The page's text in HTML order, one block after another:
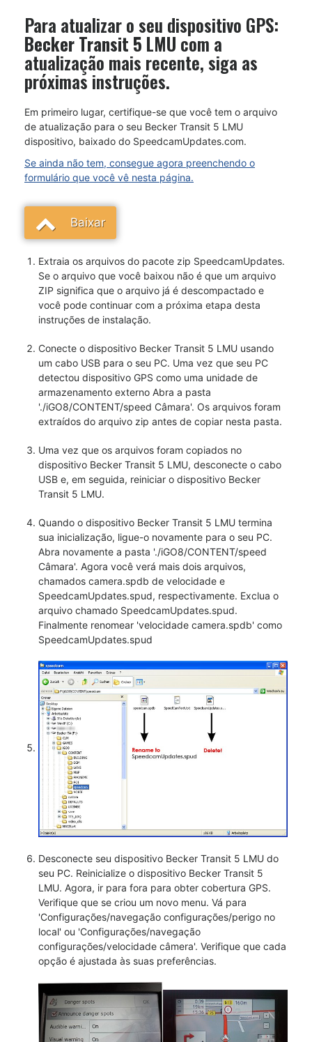
Para atualizar o seu dispositivo GPS:
Becker Transit 5 LMU com a
atualização mais recente, siga as
próximas instruções.
Em primeiro lugar, certifique-se que você tem o arquivo
de atualização para o seu Becker Transit 5 LMU
dispositivo, baixado do SpeedcamUpdates.com.
Se ainda não tem, consegue agora preenchendo o
formulário que você vê nesta página.
Baixar
Extraia os arquivos do pacote zip SpeedcamUpdates.
Se o arquivo que você baixou não é que um arquivo
ZIP significa que o arquivo já é descompactado e
você pode continuar com a próxima etapa desta
instruções de instalação.
Conecte o dispositivo Becker Transit 5 LMU usando
um cabo USB para o seu PC. Uma vez que seu PC
detectou dispositivo GPS como uma unidade de
armazenamento externo Abra a pasta
'./iGO8/CONTENT/speed Câmara'. Os arquivos foram
extraídos do arquivo zip antes de copiar nesta pasta.
Uma vez que os arquivos foram copiados no
dispositivo Becker Transit 5 LMU, desconecte o cabo
USB e, em seguida, reiniciar o dispositivo Becker
Transit 5 LMU.
Quando o dispositivo Becker Transit 5 LMU termina
sua inicialização, ligue-o novamente para o seu PC.
Abra novamente a pasta './iGO8/CONTENT/speed
Câmara'. Agora você verá mais dois arquivos,
chamados camera.spdb de velocidade e
SpeedcamUpdates.spud, respectivamente. Exclua o
arquivo chamado SpeedcamUpdates.spud.
Finalmente renomear 'velocidade camera.spdb' como
SpeedcamUpdates.spud
Desconecte seu dispositivo Becker Transit 5 LMU do
seu PC. Reinicialize o dispositivo Becker Transit 5
LMU. Agora, ir para fora para obter cobertura GPS.
Verifique que se criou um novo menu. Vá para
'Configurações/navegação configurações/perigo no
local' ou 'Configurações/navegação
configurações/velocidade câmera'. Verifique que cada
opção é ajustada às suas preferências.